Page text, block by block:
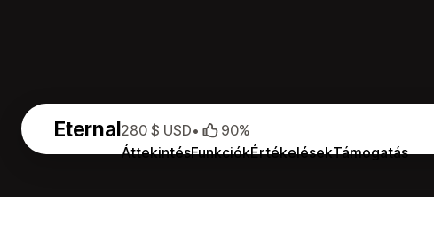
Eternal
ÁttekintésFunkciókÉrtékelésekTámogatás
280 $ USD• 90%